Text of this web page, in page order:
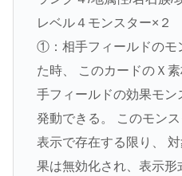
レベル４モンスター×２
①：相手フィールドのモ
た時、 このカードのＸ
手フィールドの効果モン
発動できる。 このモン
表示で存在する限り、
果は無効化され、表示形